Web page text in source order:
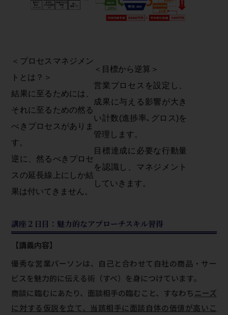
＜プロセスマネジメン
トとは？＞
結果に至るためには、
それに至るための然る
べきプロセスがありま
す。
逆に、然るべきプロセ
スの延長線上にしか結
果は付いてきません。
＜目標から逆算＞
営業プロセスを設定し、
成果に与える影響が大き
い計数(進捗率､グロス)を
管理します。
目標達成に必要な行動量
を認識し、マネジメント
していきます。
講座２日目：魅力的なアプローチスキル習得
【講義内容】
優秀な営業パーソンは、自己と合わせて自社の商品・サー
ビスを魅力的に伝える術（すべ）を身につけています。
商談に臨むにあたり、面談相手の臨むこと、すなわちニーズ
に対する仮説を立て、当該相手に面談自体の価値が高いこ